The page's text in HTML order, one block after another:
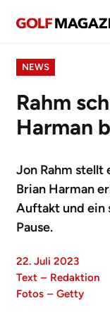
NEWS
Rahm
Harman
Jon Rahm stellt
Brian Harman
Auftakt und ein
Pause.
22. Juli 2023
Text – Redaktion
Fotos – Getty